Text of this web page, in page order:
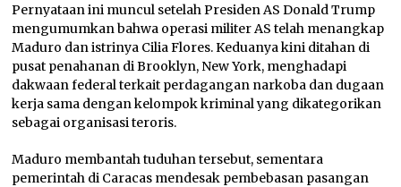
Pernyataan ini muncul setelah Presiden AS Donald Trump
mengumumkan bahwa operasi militer AS telah menangkap
Maduro dan istrinya Cilia Flores. Keduanya kini ditahan di
pusat penahanan di Brooklyn, New York, menghadapi
dakwaan federal terkait perdagangan narkoba dan dugaan
kerja sama dengan kelompok kriminal yang dikategorikan
sebagai organisasi teroris.
Maduro membantah tuduhan tersebut, sementara
pemerintah di Caracas mendesak pembebasan pasangan